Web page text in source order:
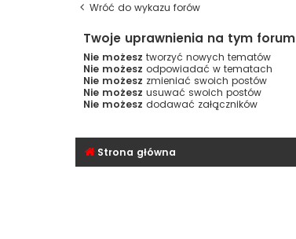
Wróć do wykazu forów
Twoje uprawnienia na tym forum
Nie możesz tworzyć nowych tematów
Nie możesz odpowiadać w tematach
Nie możesz zmieniać swoich postów
Nie możesz usuwać swoich postów
Nie możesz dodawać załączników
Strona główna